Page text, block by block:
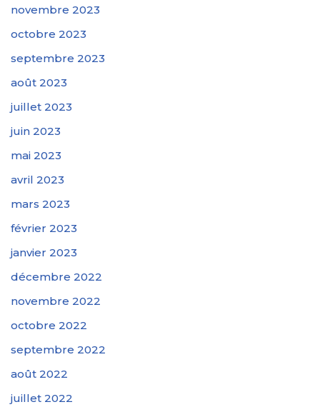
novembre 2023
octobre 2023
septembre 2023
août 2023
juillet 2023
juin 2023
mai 2023
avril 2023
mars 2023
février 2023
janvier 2023
décembre 2022
novembre 2022
octobre 2022
septembre 2022
août 2022
juillet 2022